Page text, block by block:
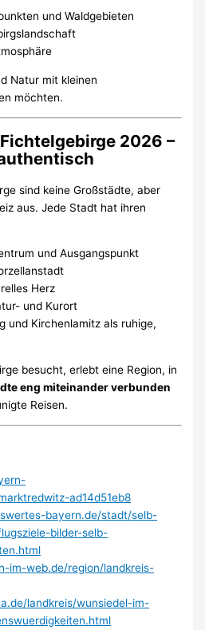
und Waldgebieten
Natur mit kleinen
möchten.
2026 –
sind keine Großstädte, aber
aus. Jede Stadt hat ihren
und Ausgangspunkt
Herz
und Kurort
und Kirchenlamitz als ruhige,
besucht, erlebt eine Region, in
eng miteinander verbunden
Reisen.
ad14d51eb8
bayern.de/stadt/selb-
bilder-selb-
im-web.de/region/landkreis-
landkreis/wunsiedel-im-